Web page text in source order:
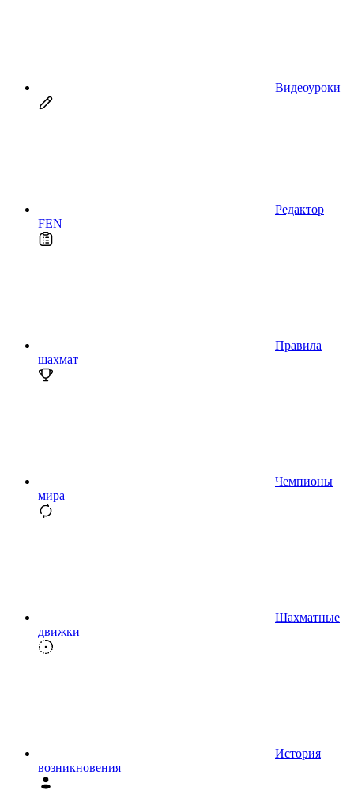
Видеоуроки
Редактор
FEN
Правила
шахмат
Чемпионы
мира
Шахматные
движки
История
возникновения